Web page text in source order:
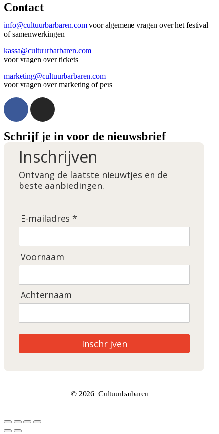
Contact
info@cultuurbarbaren.com voor algemene vragen over het festival
of samenwerkingen
kassa@cultuurbarbaren.com
voor vragen over tickets
marketing@cultuurbarbaren.com
voor vragen over marketing of pers
Schrijf je in voor de nieuwsbrief
Inschrijven
Ontvang de laatste nieuwtjes en de
beste aanbiedingen.
E-mailadres *
Voornaam
Achternaam
Inschrijven
© 2026 Cultuurbarbaren